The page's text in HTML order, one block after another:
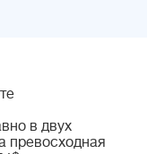
в двух
превосходная